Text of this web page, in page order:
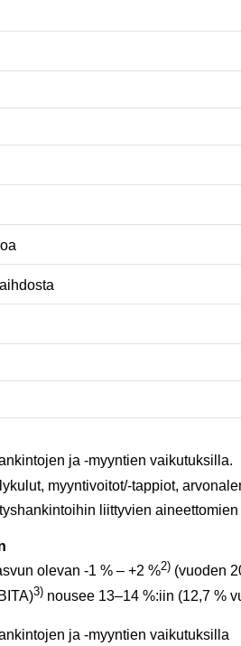
ja -myyntien vaikutuksilla.
myyntivoitot/-tappiot,
liittyvien
olevan -1 % – +2 %2) (vuoden
3) nousee 13–14 %:iin (12,7 %
ja -myyntien vaikutuksilla